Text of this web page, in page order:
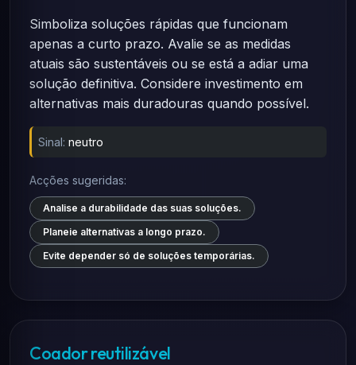
Simboliza soluções rápidas que funcionam
apenas a curto prazo. Avalie se as medidas
atuais são sustentáveis ou se está a adiar uma
solução definitiva. Considere investimento em
alternativas mais duradouras quando possível.
Sinal: neutro
Acções sugeridas:
Analise a durabilidade das suas soluções.
Planeie alternativas a longo prazo.
Evite depender só de soluções temporárias.
Coador reutilizável